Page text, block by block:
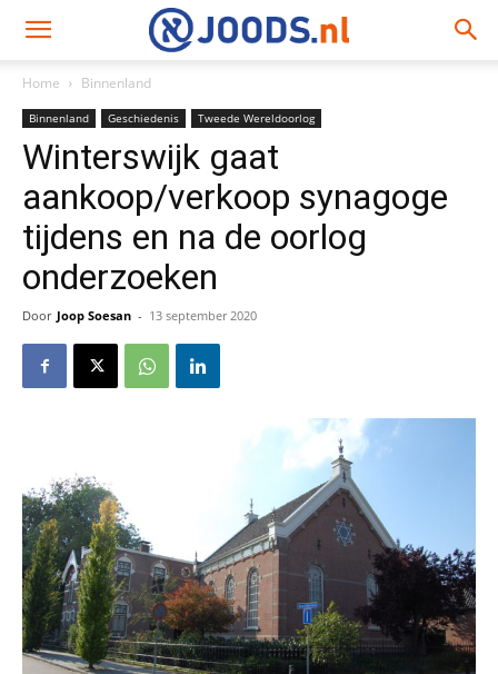
Home Binnenland
Binnenland Geschiedenis Tweede Wereldoorlog
Winterswijk gaat
aankoop/verkoop synagoge
tijdens en na de oorlog
onderzoeken
Door Joop Soesan - 13 september 2020